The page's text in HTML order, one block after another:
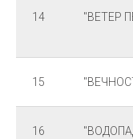
14 "ВЕТЕР
15
16